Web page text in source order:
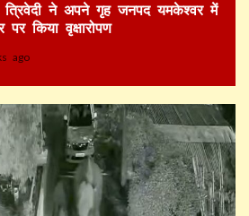
ने अपने गृह जनपद यमकेश्वर में
किया वृक्षारोपण
ago